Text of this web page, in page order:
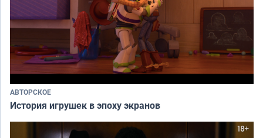
АВТОРСКОЕ
История игрушек в эпоху экранов